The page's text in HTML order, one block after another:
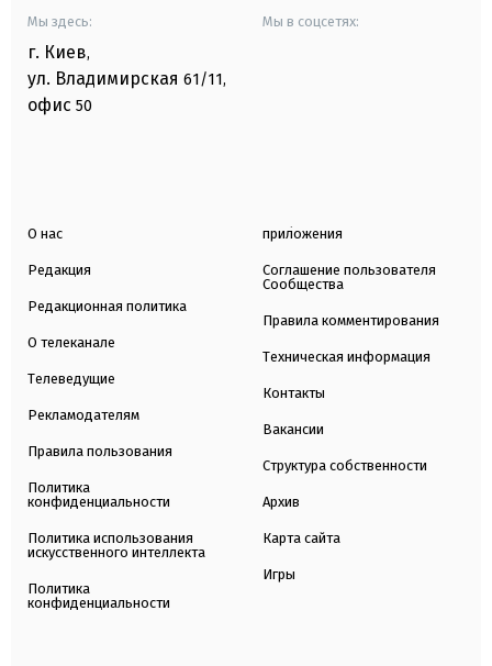
Мы здесь:
г. Киев,
ул. Владимирская 61/11,
офис 50
Мы в соцсетях:
О нас
Редакция
Редакционная политика
О телеканале
Телеведущие
Рекламодателям
Правила пользования
Политика
конфиденциальности
Политика использования
искусственного интеллекта
Политика
конфиденциальности
приложения
Соглашение пользователя
Сообщества
Правила комментирования
Техническая информация
Контакты
Вакансии
Структура собственности
Архив
Карта сайта
Игры